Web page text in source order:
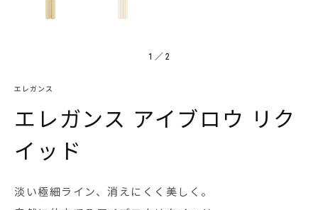
1 ／ 2
エレガンス
エレガンス アイブロウ リク
イッド
淡い極細ライン、消えにくく美しく。